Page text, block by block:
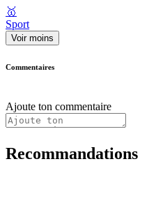
🥇
Sport
Voir moins
Commentaires
Ajoute ton commentaire
Recommandations